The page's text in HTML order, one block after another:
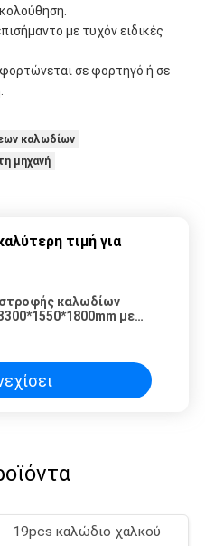
με τυχόν ειδικές
σε φορτηγό ή σε
καλωδίων
μηχανή
τιμή για
καλωδίων
με
19pcs καλώδιο χαλκού